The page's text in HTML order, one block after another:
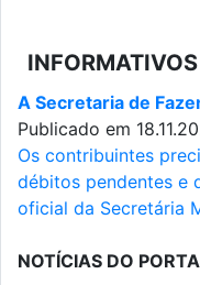
INFORMATIVOS
A Secretaria de
Publicado em
Os contribuintes
débitos pendentes e
oficial da Secretária
NOTÍCIAS DO